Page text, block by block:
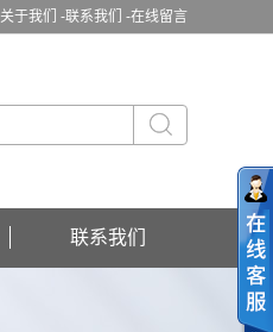
关于我们 -联系我们 -在线留言
联系我们